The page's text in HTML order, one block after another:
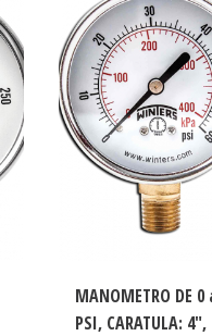
MANOMETRO DE 0
PSI, CARATULA: 4″,